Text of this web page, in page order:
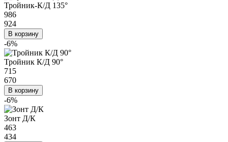
Тройник-К/Д 135°
986
924
В корзину
-6%
Тройник К/Д 90°
715
670
В корзину
-6%
Зонт Д/К
463
434